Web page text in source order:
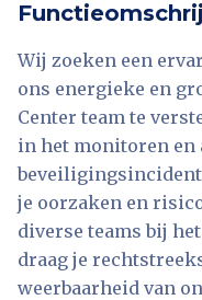
Wij zoeken een
ons energieke en
Center team te
in het monitoren en
je oorzaken en
diverse teams bij
draag je
weerbaarheid van